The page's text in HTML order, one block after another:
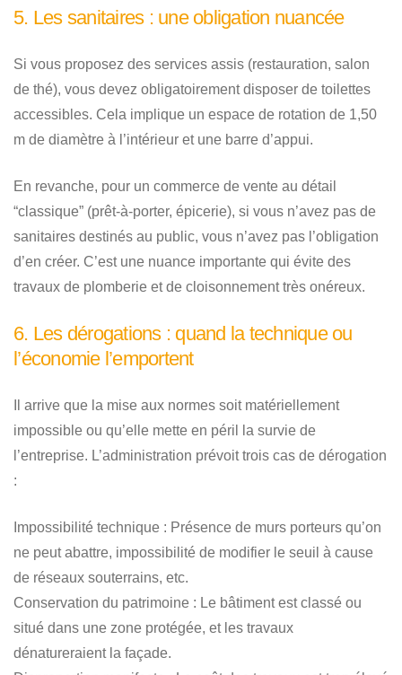
5. Les sanitaires : une obligation nuancée
Si vous proposez des services assis (restauration, salon
de thé), vous devez obligatoirement disposer de toilettes
accessibles. Cela implique un espace de rotation de 1,50
m de diamètre à l’intérieur et une barre d’appui.
En revanche, pour un commerce de vente au détail
“classique” (prêt-à-porter, épicerie), si vous n’avez pas de
sanitaires destinés au public, vous n’avez pas l’obligation
d’en créer. C’est une nuance importante qui évite des
travaux de plomberie et de cloisonnement très onéreux.
6. Les dérogations : quand la technique ou
l’économie l’emportent
Il arrive que la mise aux normes soit matériellement
impossible ou qu’elle mette en péril la survie de
l’entreprise. L’administration prévoit trois cas de dérogation
:
Impossibilité technique : Présence de murs porteurs qu’on
ne peut abattre, impossibilité de modifier le seuil à cause
de réseaux souterrains, etc.
Conservation du patrimoine : Le bâtiment est classé ou
situé dans une zone protégée, et les travaux
dénatureraient la façade.